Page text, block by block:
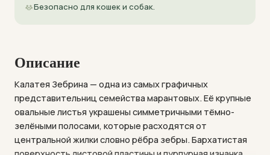
Безопасно для кошек и собак.
Описание
Калатея Зебрина — одна из самых графичных
представительниц семейства марантовых. Её крупные
овальные листья украшены симметричными тёмно-
зелёными полосами, которые расходятся от
центральной жилки словно рёбра зебры. Бархатистая